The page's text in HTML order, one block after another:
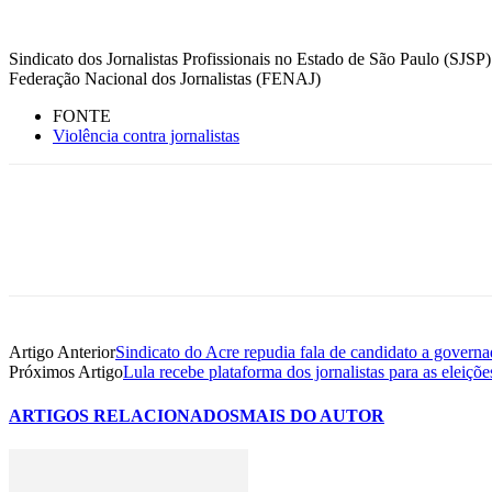
Sindicato dos Jornalistas Profissionais no Estado de São Paulo (SJSP)
Federação Nacional dos Jornalistas (FENAJ)
FONTE
Violência contra jornalistas
Artigo AnteriorSindicato do Acre repudia fala de candidato a
Próximos ArtigoLula recebe plataforma dos jornalistas para as
ARTIGOS RELACIONADOSMAIS DO AUTOR